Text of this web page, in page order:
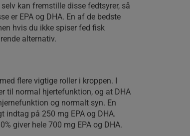
kan fremstille disse fedtsyrer, så
er EPA og DHA. En af de bedste
hvis du ikke spiser fed fisk
alternativ.
flere vigtige roller i kroppen. I
til normal hjertefunktion, og at DHA
og normalt syn. En
indtag på 250 mg EPA og DHA.
giver hele 700 mg EPA og DHA.